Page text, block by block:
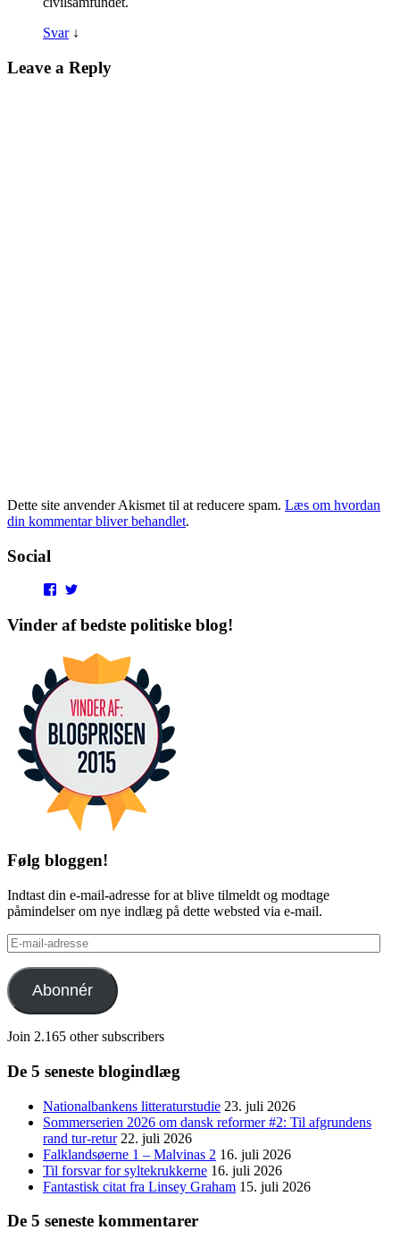
Svar ↓
Leave a Reply
Dette site anvender Akismet til at reducere spam. Læs om hvordan
din kommentar bliver behandlet.
Social
View
profile
on
profile
on
Vinder af bedste politiske blog!
Følg bloggen!
Indtast din e-mail-adresse for at blive tilmeldt og modtage
påmindelser om nye indlæg på dette websted via e-mail.
E-
mail-
adresse
Abonnér
Join 2.165 other subscribers
De 5 seneste blogindlæg
Nationalbankens litteraturstudie 23. juli 2026
Sommerserien 2026 om dansk reformer #2: Til afgrundens
rand tur-retur 22. juli 2026
Falklandsøerne 1 – Malvinas 2 16. juli 2026
Til forsvar for syltekrukkerne 16. juli 2026
Fantastisk citat fra Linsey Graham 15. juli 2026
De 5 seneste kommentarer